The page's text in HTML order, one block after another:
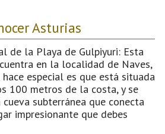
Asturias
de la Playa de Gulpiyuri: Esta
en la localidad de Naves,
especial es que está situada
100 metros de la costa, y se
subterránea que conecta
impresionante que debes